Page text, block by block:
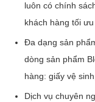
luôn có chính
khách hàng tối
Đa dạng sản
dòng sản phẩm
hàng: giấy vệ
Dịch vụ chuyên